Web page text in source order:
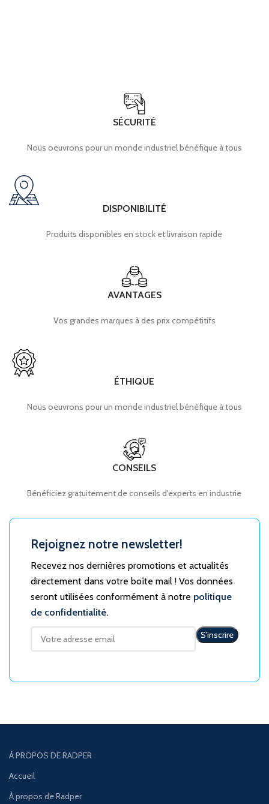
SÉCURITÉ
Nous oeuvrons pour un monde industriel bénéfique à tous
DISPONIBILITÉ
Produits disponibles en stock et livraison rapide
AVANTAGES
Vos grandes marques à des prix compétitifs
ÉTHIQUE
Nous oeuvrons pour un monde industriel bénéfique à tous
CONSEILS
Bénéficiez gratuitement de conseils d'experts en industrie
Rejoignez notre newsletter!
Recevez nos dernières promotions et actualités
directement dans votre boîte mail ! Vos données
seront utilisées conformément à notre politique
de confidentialité.
À PROPOS DE RADPER
Accueil
À propos de Radper